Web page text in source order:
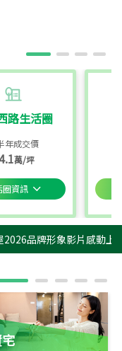
路生活圈
年成交價
萬/坪
圈資訊
品牌形象影片感動上